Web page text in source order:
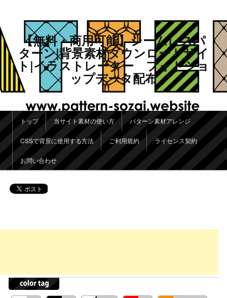
【無料・商用可能】シームレスパ
ターン|背景素材ダウンロードサイ
ト|イラストレーター フォトショ
ップデータ配布
メインメニュー
メインコンテンツへ移動
サブコンテンツへ移動
トップ 当サイト素材の使い方 パターン素材アレンジ
CSSで背景に使用する方法 ご利用規約 ライセンス契約
お問い合わせ